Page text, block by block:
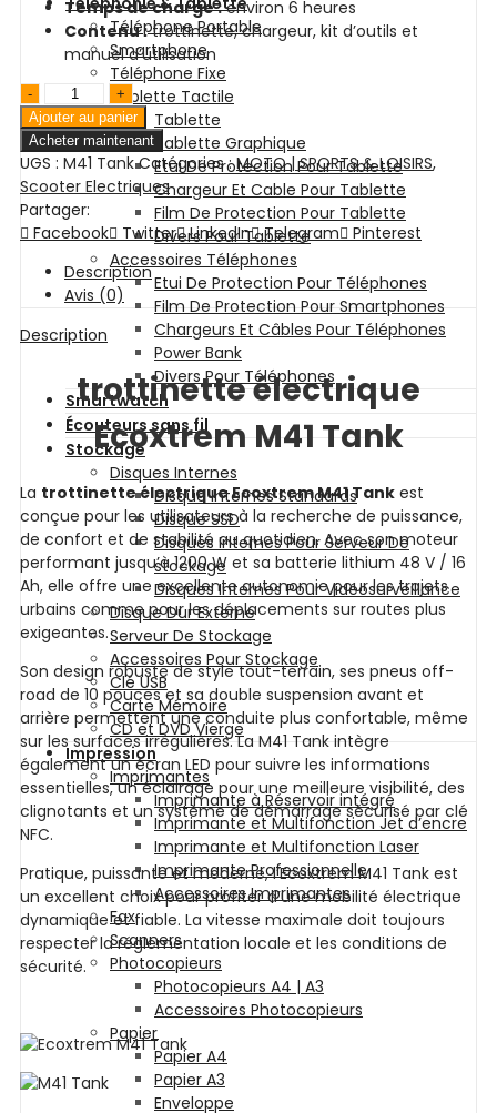
Téléphone Portable
Smartphone
Téléphone Fixe
Tablette Tactile
Tablette
Tablette Graphique
Etui De Protection Pour Tablette
Chargeur Et Cable Pour Tablette
Film De Protection Pour Tablette
Divers Pour Tablette
Accessoires Téléphones
Etui De Protection Pour Téléphones
Film De Protection Pour Smartphones
Chargeurs Et Câbles Pour Téléphones
Power Bank
Divers Pour Téléphones
Smartwatch
Écouteurs sans fil
Stockage
Disques Internes
Disque Internes Standards
Disque SSD
Disques Internes Pour Serveur De
stockage
Disques Internes Pour Vidéosurveillance
Disque Dur Externe
Serveur De Stockage
Accessoires Pour Stockage
Clé USB
Carte Mémoire
CD et DVD Vierge
Impression
Imprimantes
Imprimante à Réservoir intégré
Imprimante et Multifonction Jet d’encre
Imprimante et Multifonction Laser
Imprimante Professionnelle
Accessoires Imprimantes
Fax
Scanners
Photocopieurs
Photocopieurs A4 | A3
Accessoires Photocopieurs
Papier
Papier A4
Papier A3
Enveloppe
Temps de charge :environ 6 heures
Contenu :trottinette, chargeur, kit d’outils et
manuel d’utilisation
quantité
de
trottinette
électrique
Ecoxtrem
M41
Tank
Ajouter au panier
Acheter maintenant
UGS : M41 Tank Catégories :MOTO | SPORTS & LOISIRS,
Scooter Electriques
Partager:
Facebook
Twitter LinkedIn Telegram
Pinterest
Description
Avis (0)
Description
trottinette électrique
Ecoxtrem M41 Tank
La trottinette électrique Ecoxtrem M41 Tank est
conçue pour les utilisateurs à la recherche de puissance,
de confort et de stabilité au quotidien. Avec son moteur
performant jusqu’à 1200 W et sa batterie lithium 48 V / 16
Ah, elle offre une excellente autonomie pour les trajets
urbains comme pour les déplacements sur routes plus
exigeantes.
Son design robuste de style tout-terrain, ses pneus off-
road de 10 pouces et sa double suspension avant et
arrière permettent une conduite plus confortable, même
sur les surfaces irrégulières. La M41 Tank intègre
également un écran LED pour suivre les informations
essentielles, un éclairage pour une meilleure visibilité, des
clignotants et un système de démarrage sécurisé par clé
NFC.
Pratique, puissante et moderne, l’Ecoxtrem M41 Tank est
un excellent choix pour profiter d’une mobilité électrique
dynamique et fiable. La vitesse maximale doit toujours
respecter la réglementation locale et les conditions de
sécurité.